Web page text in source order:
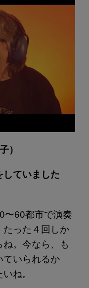
）
ていました
〜60都市で演奏
たった４回しか
。今なら、も
ていられるか
ね。